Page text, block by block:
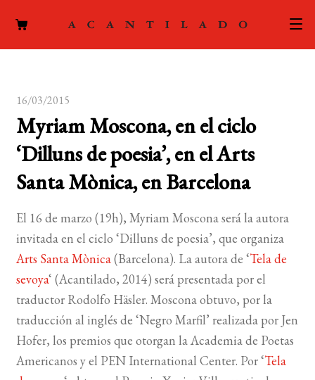
ACTUALIDAD
PODCAST
menú
FOREIGN RIGHTS
CONTACTO
MI CUENTA
BUSCAR
16/03/2015
Myriam Moscona, en el ciclo
‘Dilluns de poesia’, en el Arts
Santa Mònica, en Barcelona
El 16 de marzo (19h), Myriam Moscona será la autora
invitada en el ciclo ‘Dilluns de poesia’, que organiza
Arts Santa Mònica(Barcelona). La autora de ‘Tela de
sevoya‘ (Acantilado, 2014) será presentada por el
traductor Rodolfo Häsler. Moscona obtuvo, por la
traducción al inglés de ‘Negro Marfil’ realizada por Jen
Hofer, los premios que otorgan la Academia de Poetas
Americanos y el PEN International Center. Por ‘Tela